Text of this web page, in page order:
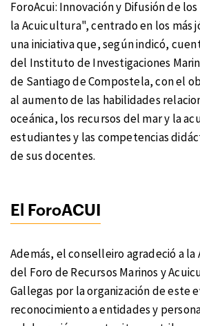
ForoAcui: Innovación y Difusión de
la Acuicultura", centrado en los más
una iniciativa que, según indicó,
del Instituto de Investigaciones
de Santiago de Compostela, con el
al aumento de las habilidades
oceánica, los recursos del mar y la
estudiantes y las competencias
de sus docentes.
El ForoACUI
Además, el conselleiro agradeció a la
del Foro de Recursos Marinos y
Gallegas por la organización de este
reconocimiento a entidades y